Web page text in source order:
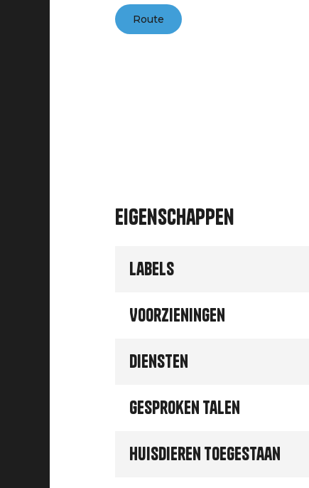
Route
Eigenschappen
Labels
Voorzieningen
Diensten
Gesproken talen
Huisdieren toegestaan